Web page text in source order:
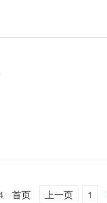
首页 上一页 1